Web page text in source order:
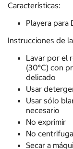
Características:
Playera para
Instrucciones de
Lavar por el
(30°C) con
delicado
Usar
Usar sólo
necesario
No exprimir
No
Secar a